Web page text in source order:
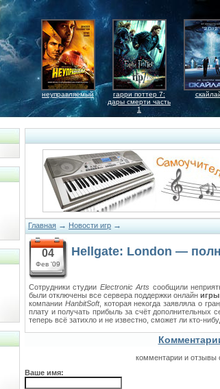
неуправляемый
гарри поттер 7:
дары смерти часть
1
Главная → Новости игр →
04
Фев '09
Hellgate: London —
Сотрудники студии Electronic Arts сообщили
были отключены все сервера поддержки онлайн
компании HanbitSoft, которая некогда заявляла о
плату и получать прибыль за счёт дополнительных
теперь всё затихло и не известно, сможет ли кто-
комментарии и отзывы
Ваше имя: